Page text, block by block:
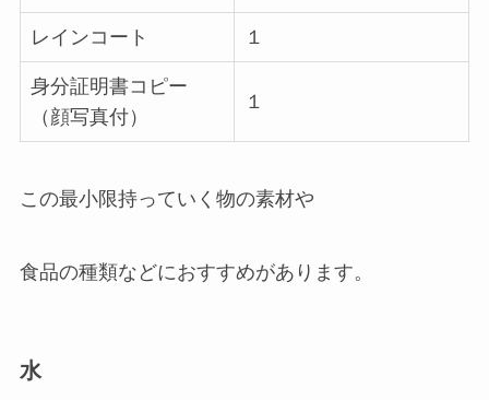
レインコート １
身分証明書コピー
（顔写真付）
１
この最小限持っていく物の素材や
食品の種類などにおすすめがあります。
水